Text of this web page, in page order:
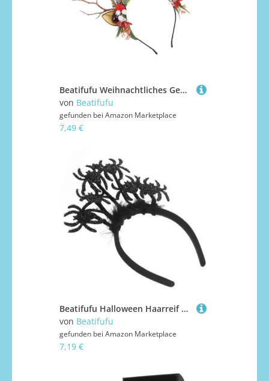
Beatifufu Weihnachtliches Geweih Haarreif mit Zweig Design Einzigartiges Party Kopfschmuck für Erwachsene Stirnband für Karneval Cosplay und Festliche Anlässe
von Beatifufu
gefunden bei Amazon Marketplace
7,49 €
Beatifufu Halloween Haarreif Spider Design Komfortables Leichtes Halloween Party Haarband für Erwachsene und Geeignet für Karneval Maskerade Cosplay Schwarzer Kopfschmuck
von Beatifufu
gefunden bei Amazon Marketplace
7,19 €